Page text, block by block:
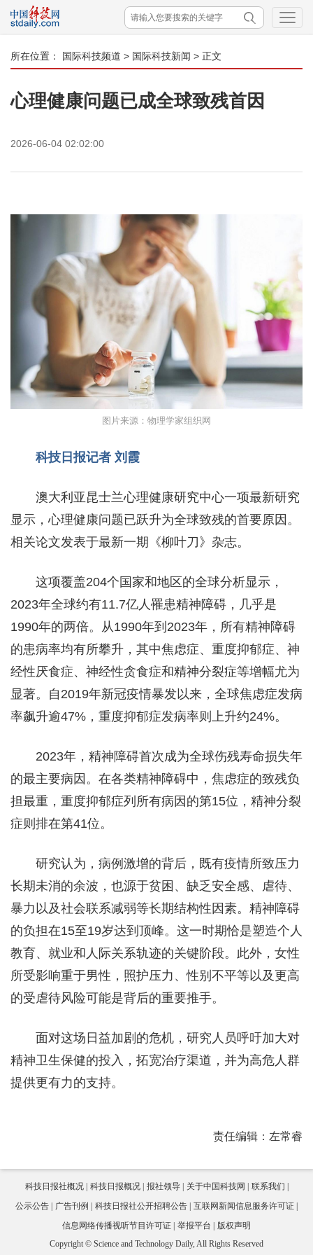
所在位置： 国际科技频道 > 国际科技新闻 > 正文
心理健康问题已成全球致残首因
2026-06-04 02:02:00
图片来源：物理学家组织网
科技日报记者 刘霞
澳大利亚昆士兰心理健康研究中心一项最新研究
显示，心理健康问题已跃升为全球致残的首要原因。
相关论文发表于最新一期《柳叶刀》杂志。
这项覆盖204个国家和地区的全球分析显示，
2023年全球约有11.7亿人罹患精神障碍，几乎是
1990年的两倍。从1990年到2023年，所有精神障碍
的患病率均有所攀升，其中焦虑症、重度抑郁症、神
经性厌食症、神经性贪食症和精神分裂症等增幅尤为
显著。自2019年新冠疫情暴发以来，全球焦虑症发病
率飙升逾47%，重度抑郁症发病率则上升约24%。
2023年，精神障碍首次成为全球伤残寿命损失年
的最主要病因。在各类精神障碍中，焦虑症的致残负
担最重，重度抑郁症列所有病因的第15位，精神分裂
症则排在第41位。
研究认为，病例激增的背后，既有疫情所致压力
长期未消的余波，也源于贫困、缺乏安全感、虐待、
暴力以及社会联系减弱等长期结构性因素。精神障碍
的负担在15至19岁达到顶峰。这一时期恰是塑造个人
教育、就业和人际关系轨迹的关键阶段。此外，女性
所受影响重于男性，照护压力、性别不平等以及更高
的受虐待风险可能是背后的重要推手。
面对这场日益加剧的危机，研究人员呼吁加大对
精神卫生保健的投入，拓宽治疗渠道，并为高危人群
提供更有力的支持。
责任编辑：左常睿
科技日报社概况 科技日报概况 报社领导 关于中国科技网
联系我们
公示公告
广告刊例 科技日报社公开招聘公告
互联网新闻信息服务许可证
信息网络传播视听节目许可证
举报平台
版权声明
Copyright © Science and Technology Daily, All Rights Reserved